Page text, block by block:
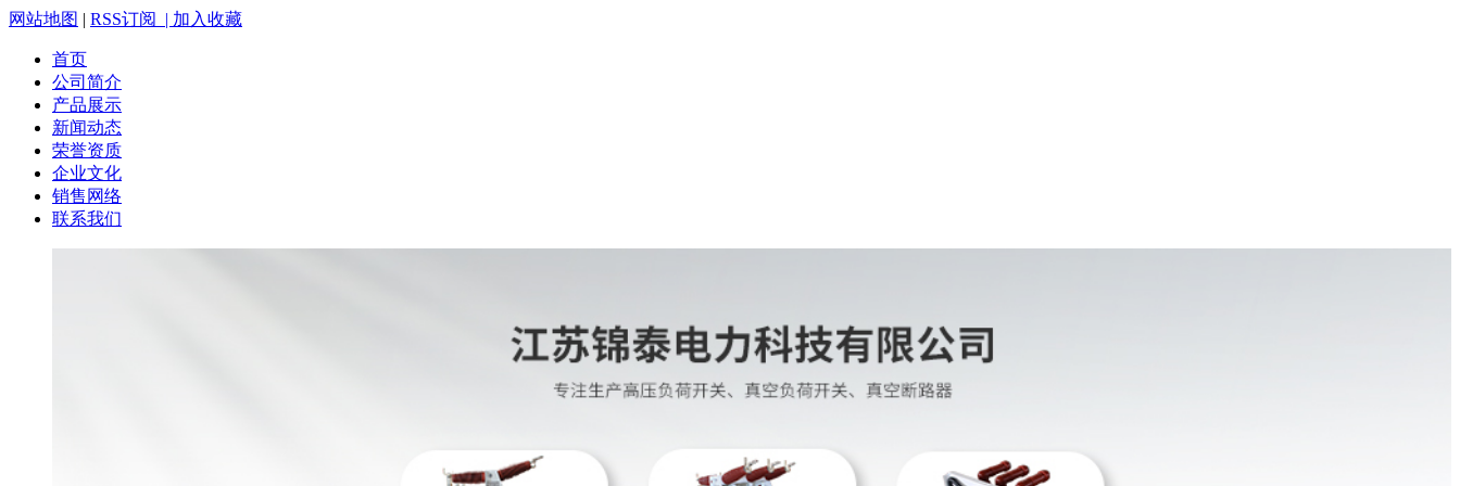
网站地图 | RSS订阅 | 加入收藏
首页
公司简介
产品展示
新闻动态
荣誉资质
企业文化
销售网络
联系我们